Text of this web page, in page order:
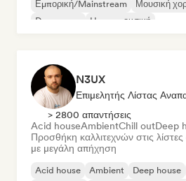
Εμπορική/Mainstream Μουσική
Dream pop
House μουσική
N3UX
Επιμελητής Λίστας
> 2800 απαντήσεις
Acid houseAmbientChill outDeep
Προσθήκη καλλιτεχνών στις
με μεγάλη απήχηση
Acid house Ambient Deep house